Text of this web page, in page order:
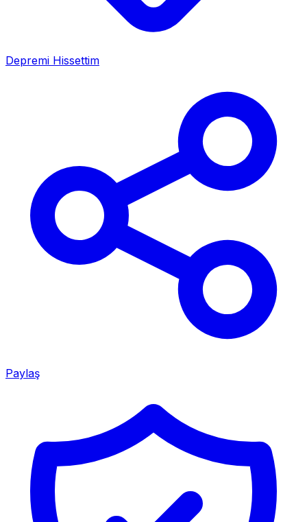
Depremi Hissettim
Paylaş